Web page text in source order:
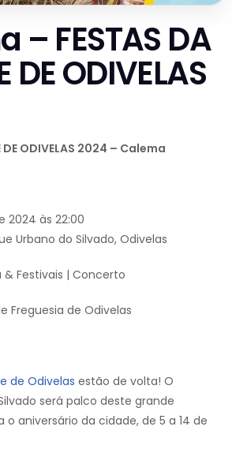
– FESTAS DA
DE ODIVELAS
DE ODIVELAS 2024 – Calema
2024 às 22:00
Urbano do Silvado, Odivelas
& Festivais | Concerto
Freguesia de Odivelas
de Odivelas estão de volta! O
será palco deste grande
aniversário da cidade, de 5 a 14 de